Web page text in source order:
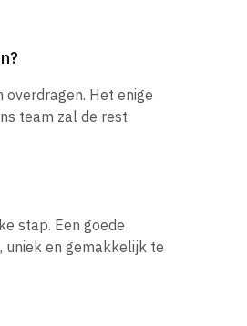
overdragen. Het enige
team zal de rest
stap. Een goede
uniek en gemakkelijk te